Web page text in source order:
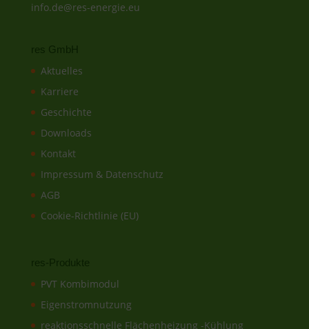
info.de@res-energie.eu
res GmbH
Aktuelles
Karriere
Geschichte
Downloads
Kontakt
Impressum & Datenschutz
AGB
Cookie-Richtlinie (EU)
res-Produkte
PVT Kombimodul
Eigenstromnutzung
reaktionsschnelle Flächenheizung -Kühlung